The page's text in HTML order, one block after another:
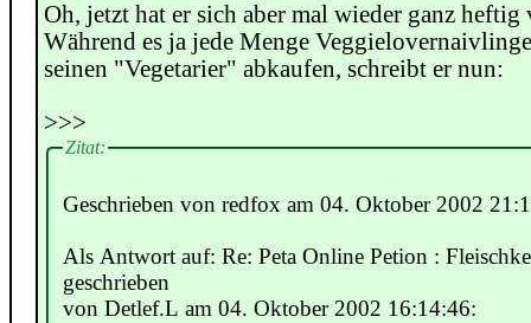
Oh, jetzt hat er sich aber mal wieder ganz heftig
Während es ja jede Menge
seinen "Vegetarier" abkaufen, schreibt er nun:
>>>
Zitat:
Geschrieben von redfox am 04. Oktober 2002
Als Antwort auf: Re: Peta Online Petion :
geschrieben
von Detlef.L am 04. Oktober 2002 16:14:46: